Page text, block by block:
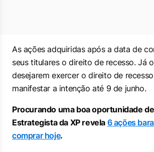
As ações adquiridas após a data de
seus titulares o direito de recesso. Já
desejarem exercer o direito de
manifestar a intenção até 9 de junho.
Procurando uma boa oportunidade
Estrategista da XP revela 6 ações
comprar hoje.